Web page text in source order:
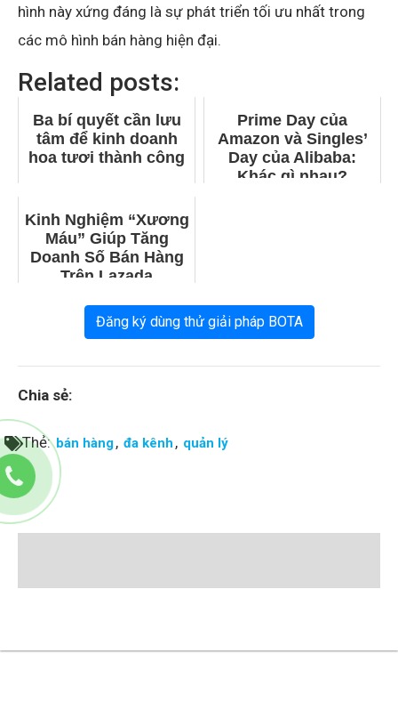
hình này xứng đáng là sự phát triển tối ưu nhất trong
các mô hình bán hàng hiện đại.
Related posts:
Ba bí quyết cần lưu
tâm để kinh doanh
hoa tươi thành công
Prime Day của
Amazon và Singles’
Day của Alibaba:
Khác gì nhau?
Kinh Nghiệm “Xương
Máu” Giúp Tăng
Doanh Số Bán Hàng
Trên Lazada
Đăng ký dùng thử giải pháp BOTA
Chia sẻ:
Thẻ:bán hàng, đa kênh , quản lý